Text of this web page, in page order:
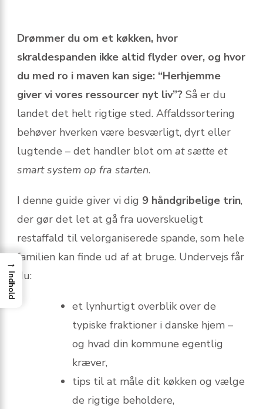
Drømmer du om et køkken, hvor
skraldespanden ikke altid flyder over, og hvor
du med ro i maven kan sige: “Herhjemme
giver vi vores ressourcer nyt liv”? Så er du
landet det helt rigtige sted. Affaldssortering
behøver hverken være besværligt, dyrt eller
lugtende – det handler blot om at sætte et
smart system op fra starten.
I denne guide giver vi dig 9 håndgribelige trin,
der gør det let at gå fra uoverskueligt
restaffald til velorganiserede spande, som hele
familien kan finde ud af at bruge. Undervejs får
du:
et lynhurtigt overblik over de
typiske fraktioner i danske hjem –
og hvad din kommune egentlig
kræver,
tips til at måle dit køkken og vælge
de rigtige beholdere,
→
Indhold